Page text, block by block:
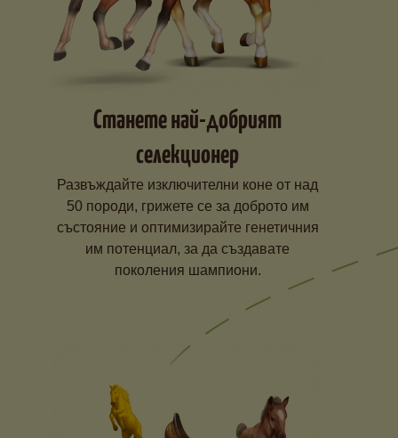
Станете най-добрият
селекционер
Развъждайте изключителни коне от над
50 породи, грижете се за доброто им
състояние и оптимизирайте генетичния
им потенциал, за да създавате
поколения шампиони.